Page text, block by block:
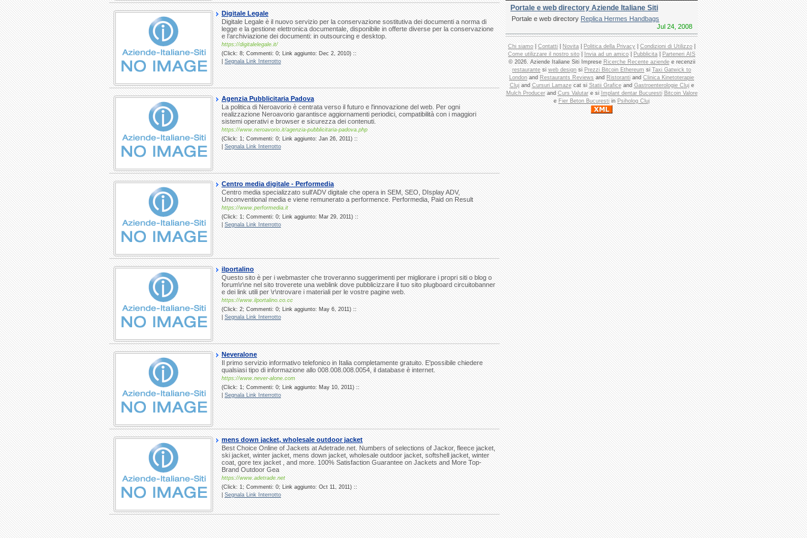
Digitale Legale
Digitale Legale è il nuovo servizio per la conservazione sostitutiva dei documenti a norma di
legge e la gestione elettronica documentale, disponibile in offerte diverse per la conservazione
e l’archiviazione dei documenti: in outsourcing e desktop.
https://digitalelegale.it/
(Click: 8; Commenti: 0; Link aggiunto: Dec 2, 2010) ::
|Segnala Link Interrotto
Agenzia Pubblicitaria Padova
La politica di Neroavorio è centrata verso il futuro e l'innovazione del web. Per ogni
realizzazione Neroavorio garantisce aggiornamenti periodici, compatibilità con i maggiori
sistemi operativi e browser e sicurezza dei contenuti.
https://www.neroavorio.it/agenzia-pubblicitaria-padova.php
(Click: 1; Commenti: 0; Link aggiunto: Jan 26, 2011) ::
|Segnala Link Interrotto
Centro media digitale - Performedia
Centro media specializzato sull'ADV digitale che opera in SEM, SEO, DIsplay ADV,
Unconventional media e viene remunerato a performence. Performedia, Paid on Result
https://www.performedia.it
(Click: 1; Commenti: 0; Link aggiunto: Mar 29, 2011) ::
|Segnala Link Interrotto
ilportalino
Questo sito è per i webmaster che troveranno suggerimenti per migliorare i propri siti o blog o
forum\r\ne nel sito troverete una weblink dove pubblicizzare il tuo sito plugboard circuitobanner
e dei link utili per \r\ntrovare i materiali per le vostre pagine web.
https://www.ilportalino.co.cc
(Click: 2; Commenti: 0; Link aggiunto: May 6, 2011) ::
|Segnala Link Interrotto
Neveralone
Il primo servizio informativo telefonico in Italia completamente gratuito. E'possibile chiedere
qualsiasi tipo di informazione allo 008.008.008.0054, il database è internet.
https://www.never-alone.com
(Click: 1; Commenti: 0; Link aggiunto: May 10, 2011) ::
|Segnala Link Interrotto
mens down jacket, wholesale outdoor jacket
Best Choice Online of Jackets at Adetrade.net. Numbers of selections of Jackor, fleece jacket,
ski jacket, winter jacket, mens down jacket, wholesale outdoor jacket, softshell jacket, winter
coat, gore tex jacket , and more. 100% Satisfaction Guarantee on Jackets and More Top-
Brand Outdoor Gea
https://www.adetrade.net
(Click: 1; Commenti: 0; Link aggiunto: Oct 11, 2011) ::
|Segnala Link Interrotto
Portale e web directory Aziende Italiane Siti
Portale e web directory Replica Hermes Handbags
Jul 24, 2008
Chi siamo|Contatti|Novita| Politica della Privacy|Condizioni di Utilizzo|
Come utilizzare il nostro sito| Invia ad un amico|Pubblicita|Parteneri AIS
© 2026. Aziende Italiane Siti ImpreseRicerche Recente aziendee recenzii
restaurantesiweb designsiPrezzi Bitcoin Ethereum siTaxi Gatwick to
LondonandRestaurants Reviews and RistorantiandClinica Kinetoterapie
ClujandCursuri Lamazecat siStatii GraficeandGastroenterologie Cluje
Mulch ProducerandCurs Valutare siImplant dentar Bucuresti Bitcoin Valore
e Fier Beton Bucurestiin Psiholog Cluj